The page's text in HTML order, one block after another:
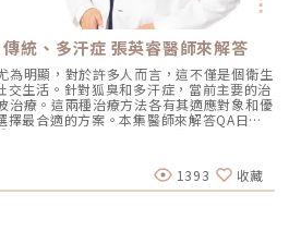
毛孔，做醫美前後需要停用嗎？建議暫停使
個人膚況調整。酸類（如果酸、水楊酸）與
前後增加肌膚敏感度，使刺激反應（如泛
的風險。一般常見建議為：療程前約3–7
膚修復狀況逐步恢復。但實際仍應依醫師
溫和清潔、加強保濕與修護（如玻尿酸、神
協助肌膚穩定修復。擺脫毛孔焦慮，找回平
期抗戰，它需要你改變不良的生活習慣、建
助醫美科技的強大力量來突破瓶頸。現在
客製化的解決方案，如果不確定自己到底
道該從哪一個療程下手，建議直接安排時
過醫師的專業評估，甚至搭配高階的肌膚
準、最不走冤枉路的縮毛孔計畫！★溫馨提
況在接受 Reepot 治療時需特別注意，需
敏感體質或正在使用感光藥物者若皮膚對光
增加光敏性的藥物，治療後發生刺激或色素
使用口服 A 酸A 酸會影響皮膚角質更新與
，因此仿單建議需完全停藥至少三個月。3.
包括玻尿酸、洢蓮絲、舒顏萃等填充劑，
由醫療人員評估治療時機。4. 三個月內接
尚未完全恢復，過早進行雷射可能造成過
乳期間仿單中明確列為需避免的狀況，主
確定性雖然非侵入性，但仍建議暫緩治療。
出現時間 部分人術後先
出現 部分人術後有緊繃感，
果，完整自
、修復期短、膚質
的下垂或多餘皮
「電波跟音波哪個效果比較好？」但這個
電波和音波不是同一種東西，它們就像健身
，仍需要由專業醫師評估是否需搭配其他療
？無雙電波的英文名稱為 DENSITY，由
官方資料，這套系統使用單極與雙極
深層皮膚組織。它和傳統單一電波不同的
」的複合式能量設計。單極偏向較深層作
，因此在療程定位上，無雙電波常被形容為
善 毛孔與光澤感 整體肌膚精緻度
+ bipolar RF，也就是序列式單極
時阻抗校準等設計。無雙電波適合施打族
： 臉沒有嚴重鬆弛，但開始覺得輪廓不
細紋、光澤感下降 想做電波，但怕疼痛感
望同時處理緊緻與膚質所以如果說鳳凰電
雙電波就比較像「緊緻 + 膚質管理」的複合
統、多汗症 張英睿醫師來解答
為明顯，對於許多人而言，這不僅是個衛生
交生活。針對狐臭和多汗症，當前主要的治
治療。這兩種治療方法各有其適應對象和優
最合適的方案。本集醫師來解答QA日常
點摘要：00:00 開場00:05 微創旋轉刮刀狐
00:40 狐臭手術治療效果如何？01:55 狐臭
手術嗎？02:33 狐臭治療建議幾歲開始做？
部位嗎？04:21 日常生活中該如何減少體
網 : http://www.skinbook.com.tw/張英
1393 收藏